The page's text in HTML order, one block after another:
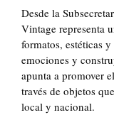
Desde la
Vintage representa
formatos, estéticas
emociones y
apunta a promover
través de objetos
local y nacional.